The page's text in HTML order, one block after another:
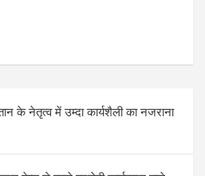
के नेतृत्व में उम्दा कार्यशैली का नजराना